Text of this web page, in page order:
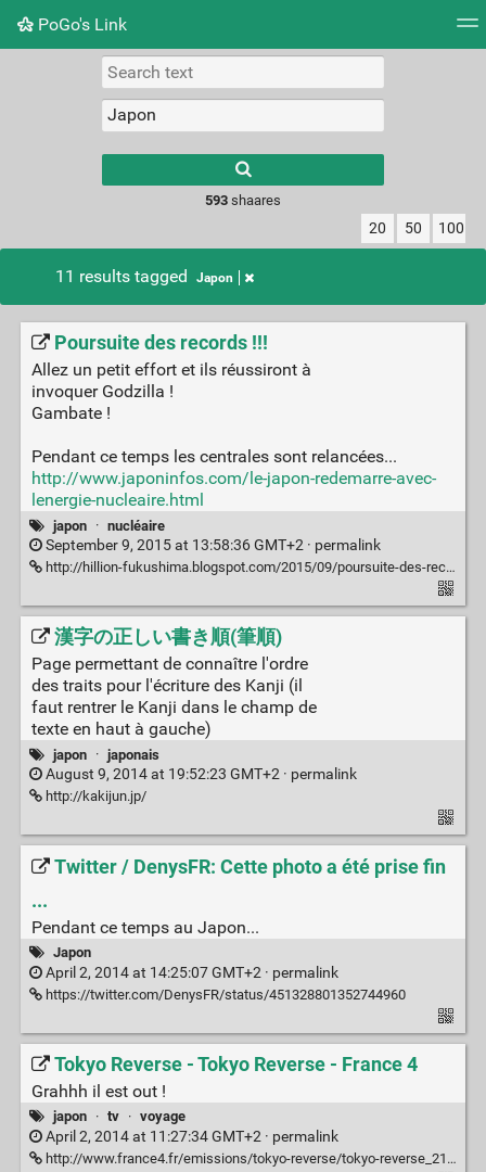
PoGo's Link
Picture wall
results.
593shaares
20 50 100
11 results tagged Japon
Poursuite des records !!!
Allez un petit effort et ils réussiront à
invoquer Godzilla !
Gambate !
Pendant ce temps les centrales sont relancées...
http://www.japoninfos.com/le-japon-redemarre-avec-
lenergie-nucleaire.html
japon · nucléaire
September 9, 2015 at 13:58:36 GMT+2 · permalink
http://hillion-fukushima.blogspot.com/2015/09/poursuite-des-records.html
漢字の正しい書き順(筆順)
Page permettant de connaître l'ordre
des traits pour l'écriture des Kanji (il
faut rentrer le Kanji dans le champ de
texte en haut à gauche)
japon · japonais
August 9, 2014 at 19:52:23 GMT+2 · permalink
http://kakijun.jp/
Twitter / DenysFR: Cette photo a été prise fin
...
Pendant ce temps au Japon...
Japon
April 2, 2014 at 14:25:07 GMT+2 · permalink
https://twitter.com/DenysFR/status/451328801352744960
Tokyo Reverse - Tokyo Reverse - France 4
Grahhh il est out !
japon · tv · voyage
April 2, 2014 at 11:27:34 GMT+2 · permalink
http://www.france4.fr/emissions/tokyo-reverse/tokyo-reverse_218623